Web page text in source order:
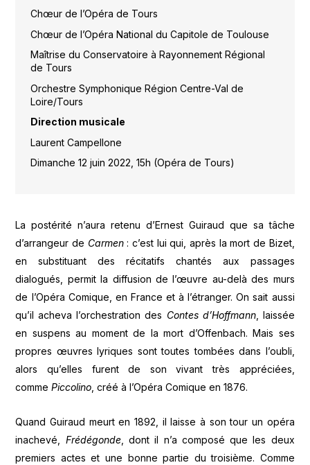
Chœur de l’Opéra de Tours
Chœur de l’Opéra National du Capitole de Toulouse
Maîtrise du Conservatoire à Rayonnement Régional
de Tours
Orchestre Symphonique Région Centre-Val de
Loire/Tours
Direction musicale
Laurent Campellone
Dimanche 12 juin 2022, 15h (Opéra de Tours)
La postérité n’aura retenu d’Ernest Guiraud que sa tâche
d’arrangeur de Carmen: c’est lui qui, après la mort de Bizet,
en substituant des récitatifs chantés aux passages
dialogués, permit la diffusion de l’œuvre au-delà des murs
de l’Opéra Comique, en France et à l’étranger. On sait aussi
qu’il acheva l’orchestration des Contes d’Hoffmann, laissée
en suspens au moment de la mort d’Offenbach. Mais ses
propres œuvres lyriques sont toutes tombées dans l’oubli,
alors qu’elles furent de son vivant très appréciées,
commePiccolino , créé à l’Opéra Comique en 1876.
Quand Guiraud meurt en 1892, il laisse à son tour un opéra
inachevé, Frédégonde, dont il n’a composé que les deux
premiers actes et une bonne partie du troisième. Comme